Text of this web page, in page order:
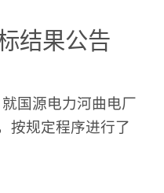
结果公告
国源电力河曲电厂
按规定程序进行了